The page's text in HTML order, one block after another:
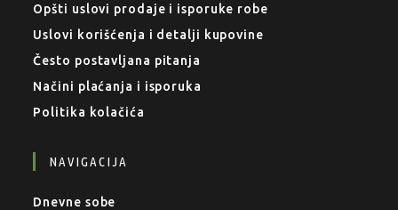
Opšti uslovi prodaje i isporuke robe
Uslovi korišćenja i detalji kupovine
Često postavljana pitanja
Načini plaćanja i isporuka
Politika kolačića
NAVIGACIJA
Dnevne sobe